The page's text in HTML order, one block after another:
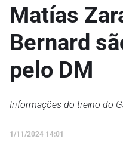
Matías
Bernard
pelo DM
Informações do treino do
1/11/2024 14:01